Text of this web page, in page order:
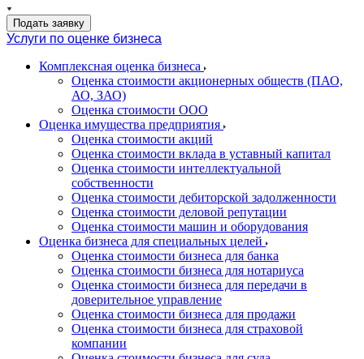
Подать заявку
Услуги по оценке бизнеса
Комплексная оценка бизнеса
Оценка стоимости акционерных обществ (ПАО,
АО, ЗАО)
Оценка стоимости ООО
Оценка имущества предприятия
Оценка стоимости акций
Оценка стоимости вклада в уставный капитал
Оценка стоимости интеллектуальной
собственности
Оценка стоимости дебиторской задолженности
Оценка стоимости деловой репутации
Оценка стоимости машин и оборудования
Оценка бизнеса для специальных целей
Оценка стоимости бизнеса для банка
Оценка стоимости бизнеса для нотариуса
Оценка стоимости бизнеса для передачи в
доверительное управление
Оценка стоимости бизнеса для продажи
Оценка стоимости бизнеса для страховой
компании